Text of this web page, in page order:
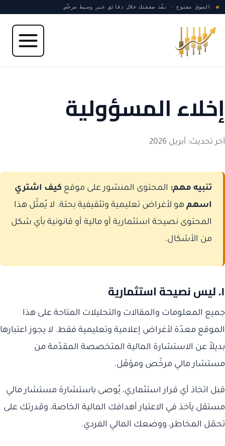
انتقل إلى المحتوى
● السوق مفتوح · نفّذ صفقتك خلال دقائق عبر وسيط مرخّص
إخلاء المسؤولية
آخر تحديث: أبريل 2026
تنبيه مهم: المحتوى المنشور على موقع كيف اشتري
اسهمهو لأغراض تعليمية وتثقيفية بحتة. لا يُمثّل هذا
المحتوى نصيحة استثمارية أو مالية أو قانونية بأي شكل
من الأشكال.
١. ليس نصيحة استثمارية
جميع المعلومات والمقالات والتحليلات المتاحة على هذا
الموقع معدّة لأغراض إعلامية وتعليمية فقط. لا يجوز اعتبارها
بديلاً عن الاستشارة المالية المتخصصة المقدّمة من
مستشار مالي مرخّص ومؤهّل.
قبل اتخاذ أي قرار استثماري، يُوصى باستشارة مستشار مالي
مستقل يأخذ في الاعتبار أهدافك المالية الخاصة، وقدرتك على
تحمّل المخاطر، ووضعك المالي الفردي.